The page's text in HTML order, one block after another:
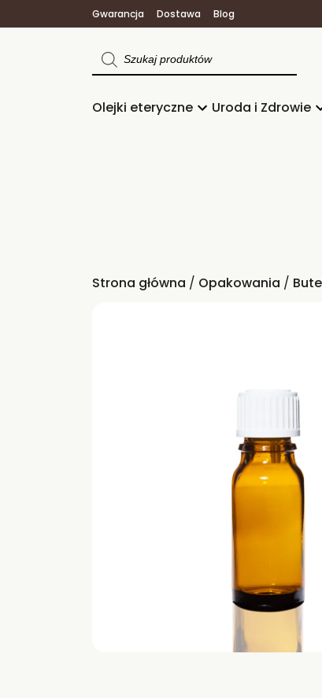
Gwarancja Dostawa Blog
Wyszukiwarka
produktów
Olejki eteryczne Uroda i Zdrowie
Strona główna / Opakowania /